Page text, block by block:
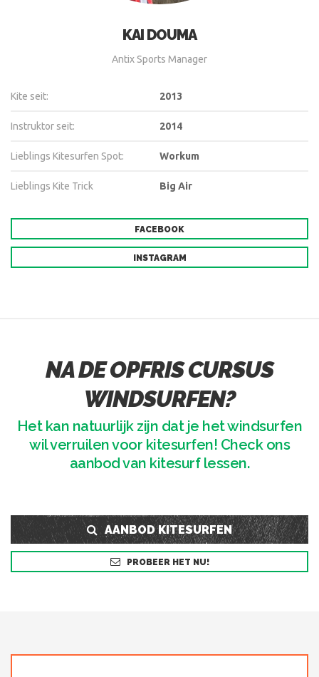
KAI DOUMA
Antix Sports Manager
Kite seit: 2013
Instruktor seit: 2014
Lieblings Kitesurfen Spot: Workum
Lieblings Kite Trick Big Air
FACEBOOK
INSTAGRAM
NA DE OPFRIS CURSUS
WINDSURFEN?
Het kan natuurlijk zijn dat je het windsurfen
wil verruilen voor kitesurfen! Check ons
aanbod van kitesurf lessen.
AANBOD KITESURFEN
PROBEER HET NU!